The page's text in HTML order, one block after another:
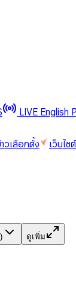
LIVE English
วเลือกตั้ง
เว็บไ
ดูเพิ่ม